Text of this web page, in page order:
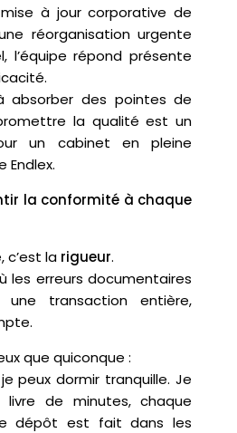
à jour corporative de
réorganisation urgente
l’équipe répond présente
absorber des pointes de
la qualité est un
un cabinet en pleine
Endlex.
la conformité à chaque
c’est la rigueur.
les erreurs documentaires
une transaction entière,
que quiconque :
peux dormir tranquille. Je
de minutes, chaque
dépôt est fait dans les